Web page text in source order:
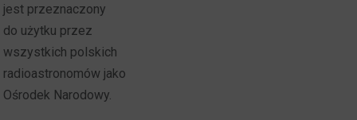
jest przeznaczony
do użytku przez
wszystkich polskich
radioastronomów jako
Ośrodek Narodowy.